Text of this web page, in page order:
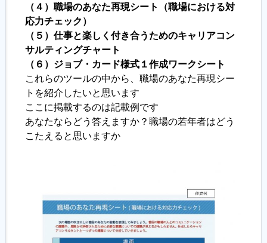
（４）職場のあなた再現シート（職場における対
応力チェック）
（５）仕事と楽しく付き合うためのキャリアコン
サルティングチャート
（６）ジョブ・カード様式１作成ワークシート
これらのツールの中から、職場のあなた再現シー
トを紹介したいと思います
ここに掲載するのは記載例です
あなたならどう答えますか？職場の若年者はどう
こたえると思いますか